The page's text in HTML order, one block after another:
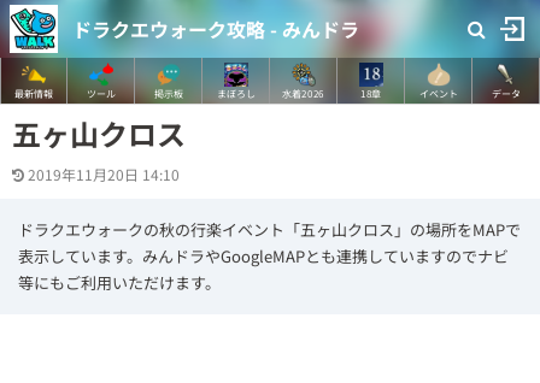
ドラクエウォーク攻略 - みんドラ
最新情報 ツール 掲示板 まぼろし 水着2026 18章 イベント データ
五ヶ山クロス
2019年11月20日 14:10
ドラクエウォークの秋の行楽イベント「五ヶ山クロス」の場所をMAPで
表示しています。みんドラやGoogleMAPとも連携していますのでナビ
等にもご利用いただけます。